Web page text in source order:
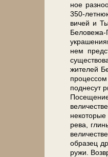
ное
350-
ви­чей и
нем
жи­те­лей
поднесут
ре­ва,
об­ра­зец
ру­жи.